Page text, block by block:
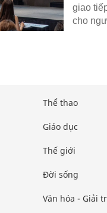
giao
cho
Thể thao
Giáo dục
Thế giới
Đời sống
Văn hóa - Giải